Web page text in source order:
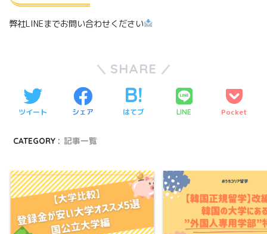
弊社LINEまでお問い合わせください
SHARE
ツイート シェア はてブ LINE Pocket
CATEGORY : 記事一覧